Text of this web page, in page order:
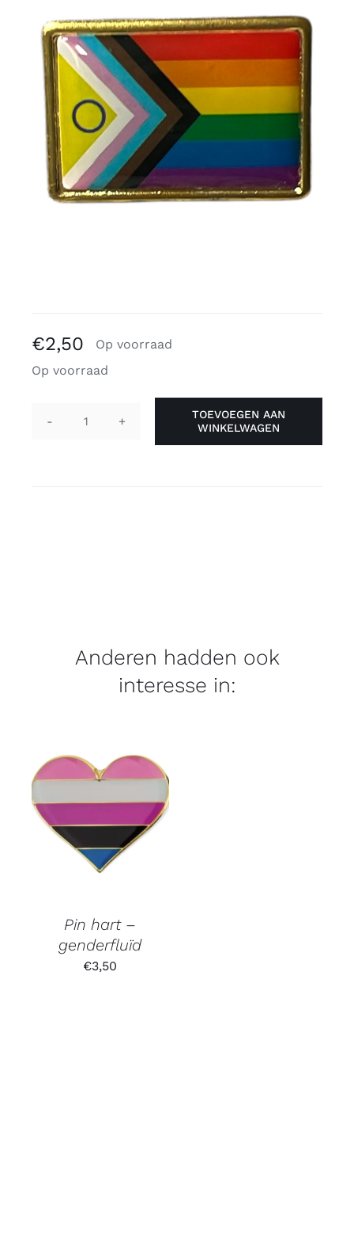
Gratis binders
Reviews
€2,50
Op voorraad
Op voorraad
TOEVOEGEN AAN
WINKELWAGEN
Anderen hadden ook
interesse in:
Pin hart –
genderfluïd
€3,50